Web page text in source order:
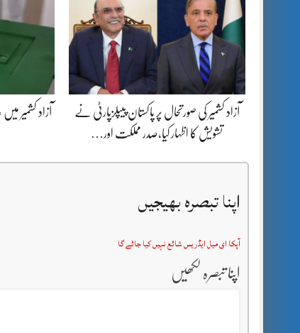
آزاد کشمیر کی صورتحال پر پاکستان پیپلزپارٹی نے
تشویش کا اظہار کیا،صدر مملکت اور…
آزاد کشمیر
اپنا تبصرہ بھیجیں
آپکا ای میل ایڈریس شائع نہیں کیا جائے گا
اپنا تبصرہ لکھیں